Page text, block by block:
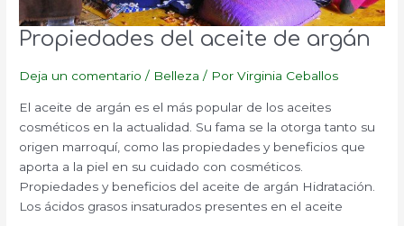
Propiedades del aceite de argán
Deja un comentario / Belleza / PorVirginia Ceballos
El aceite de argán es el más popular de los aceites
cosméticos en la actualidad. Su fama se la otorga tanto su
origen marroquí, como las propiedades y beneficios que
aporta a la piel en su cuidado con cosméticos.
Propiedades y beneficios del aceite de argán Hidratación.
Los ácidos grasos insaturados presentes en el aceite